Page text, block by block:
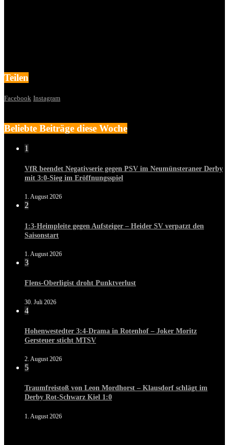
Teilen
Facebook Instagram
Beliebte Beiträge diese Woche
1
VfR beendet Negativserie gegen PSV im Neumünsteraner Derby
mit 3:0-Sieg im Eröffnungsspiel
1. August 2026
2
1:3-Heimpleite gegen Aufsteiger – Heider SV verpatzt den
Saisonstart
1. August 2026
3
Flens-Oberligist droht Punktverlust
30. Juli 2026
4
Hohenwestedter 3:4-Drama in Rotenhof – Joker Moritz
Gersteuer sticht MTSV
2. August 2026
5
Traumfreistoß von Leon Mordhorst – Klausdorf schlägt im
Derby Rot-Schwarz Kiel 1:0
1. August 2026